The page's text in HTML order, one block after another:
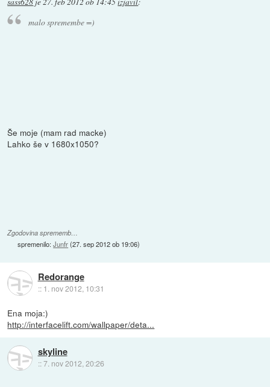
malo spremembe =)
Še moje (mam rad macke)
Lahko še v 1680x1050?
Zgodovina sprememb…
spremenilo:Junfr(27. sep 2012 ob 19:06)
Redorange
:: 1. nov 2012, 10:31
Ena moja:)
http://interfacelift.com/wallpaper/deta...
skyline
::7. nov 2012, 20:26